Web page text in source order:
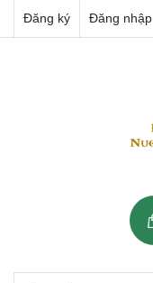
Đăng ký Đăng nhập